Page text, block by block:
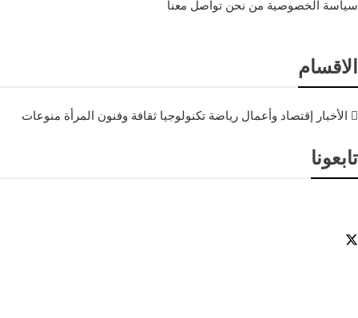
سياسة الخصوصية من نحن تواصل معنا
الاقسام
الأخبار إقتصاد وأعمال رياضة تكنولوجيا ثقافة وفنون المرأة منوعات
تابعونا